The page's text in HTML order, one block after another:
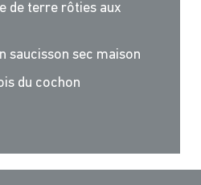
de terre rôties aux
saucisson sec maison
du cochon